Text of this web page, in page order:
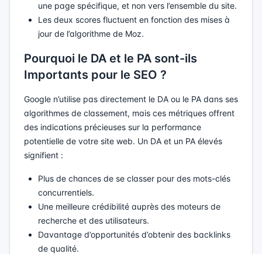
une page spécifique, et non vers l’ensemble du site.
Les deux scores fluctuent en fonction des mises à
jour de l’algorithme de Moz.
Pourquoi le DA et le PA sont-ils
Importants pour le SEO ?
Google n’utilise pas directement le DA ou le PA dans ses
algorithmes de classement, mais ces métriques offrent
des indications précieuses sur la performance
potentielle de votre site web. Un DA et un PA élevés
signifient :
Plus de chances de se classer pour des mots-clés
concurrentiels.
Une meilleure crédibilité auprès des moteurs de
recherche et des utilisateurs.
Davantage d’opportunités d’obtenir des backlinks
de qualité.